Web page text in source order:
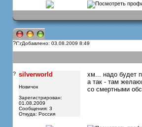
?
Добавлено: 03.08.2009 8:49
? silverworld
Новичок
Зарегистрирован:
01.08.2009
Сообщения: 3
Откуда: Россия
хм... надо будет
а так - там
со смертными